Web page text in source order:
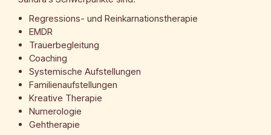
Regressions- und Reinkarnationstherapie
EMDR
Trauerbegleitung
Coaching
Systemische Aufstellungen
Familienaufstellungen
Kreative Therapie
Numerologie
Gehtherapie